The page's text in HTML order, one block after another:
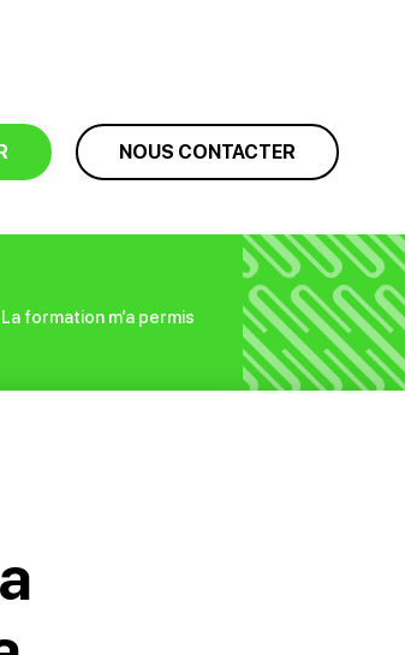
NOUS CONTACTER
formation m’a permis